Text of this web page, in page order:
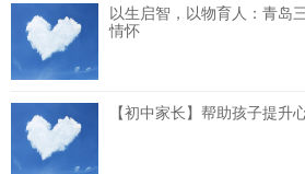
以生启智，以物育人：青岛
情怀
【初中家长】帮助孩子提升